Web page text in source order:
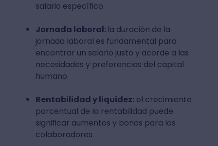
salario específico.
Jornada laboral: la duración de la
jornada laboral es fundamental para
encontrar un salario justo y acorde a las
necesidades y preferencias del capital
humano.
Rentabilidad y liquidez:el crecimiento
porcentual de la rentabilidad puede
significar aumentos y bonos para los
colaboradores.